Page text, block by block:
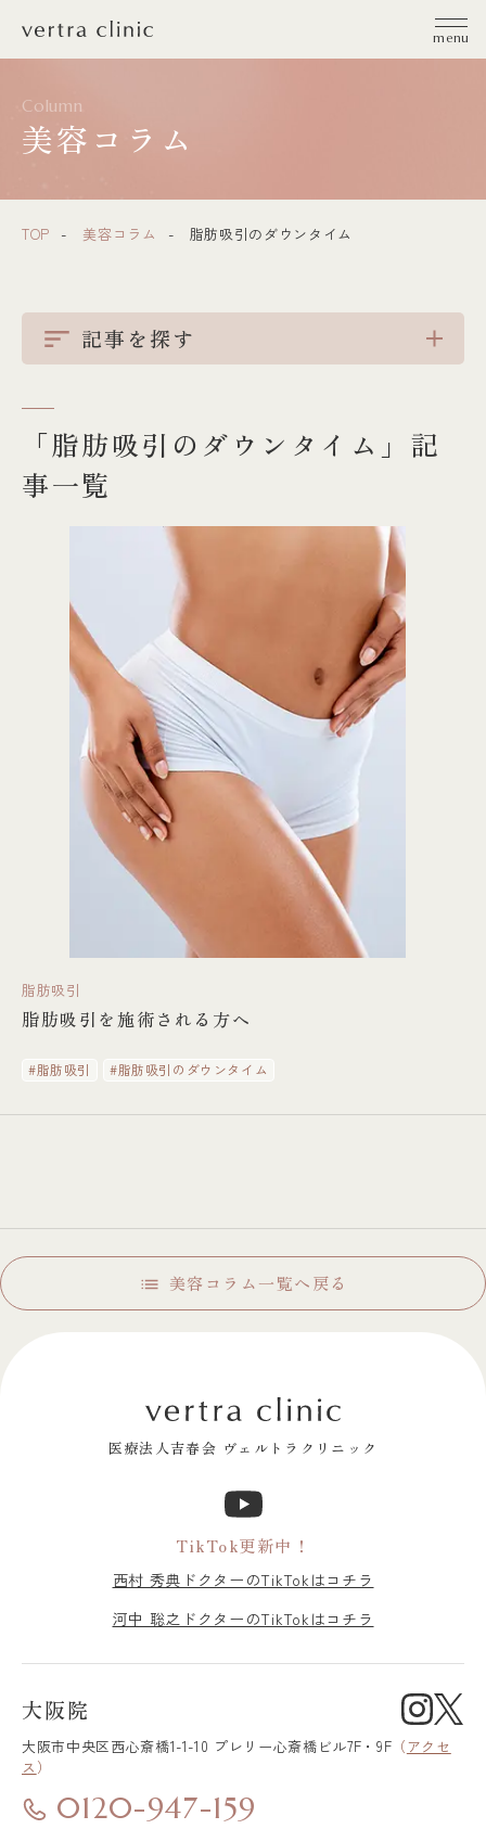
vertra clinic（ヴェルトラクリニック）
menu
Column
美容コラム
TOP 美容コラム 脂肪吸引のダウンタイム
記事を探す
「脂肪吸引のダウンタイム」記
事一覧
脂肪吸引
脂肪吸引を施術される方へ
#脂肪吸引 #脂肪吸引のダウンタイム
美容コラム一覧へ戻る
医療法人吉春会 ヴェルトラクリニック
TikTok更新中！
西村 秀典ドクターのTikTokはコチラ
河中 聡之ドクターのTikTokはコチラ
大阪院
大阪市中央区西心斎橋1-1-10 プレリー心斎橋ビル7F・9F （アクセ
ス ）
0120-947-159